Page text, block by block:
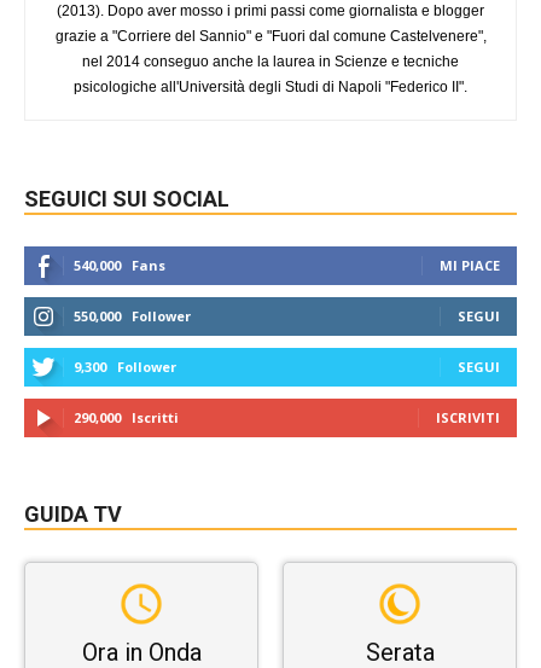
(2013). Dopo aver mosso i primi passi come giornalista e blogger
grazie a "Corriere del Sannio" e "Fuori dal comune Castelvenere",
nel 2014 conseguo anche la laurea in Scienze e tecniche
psicologiche all'Università degli Studi di Napoli "Federico II".
SEGUICI SUI SOCIAL
540,000 Fans MI PIACE
550,000 Follower SEGUI
9,300 Follower SEGUI
290,000 Iscritti ISCRIVITI
GUIDA TV
Ora in Onda Serata